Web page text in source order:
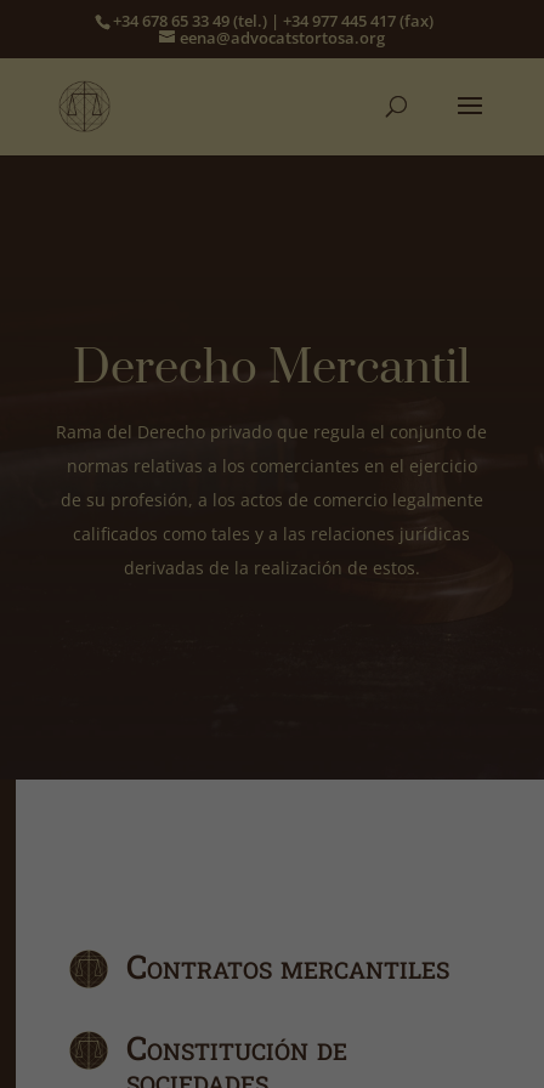
+34 678 65 33 49 (tel.) | +34 977 445 417 (fax)
eena@advocatstortosa.org
Derecho Mercantil
Rama del Derecho privado que regula el conjunto de
normas relativas a los comerciantes en el ejercicio
de su profesión, a los actos de comercio legalmente
calificados como tales y a las relaciones jurídicas
derivadas de la realización de estos.
Contratos mercantiles
Constitución de